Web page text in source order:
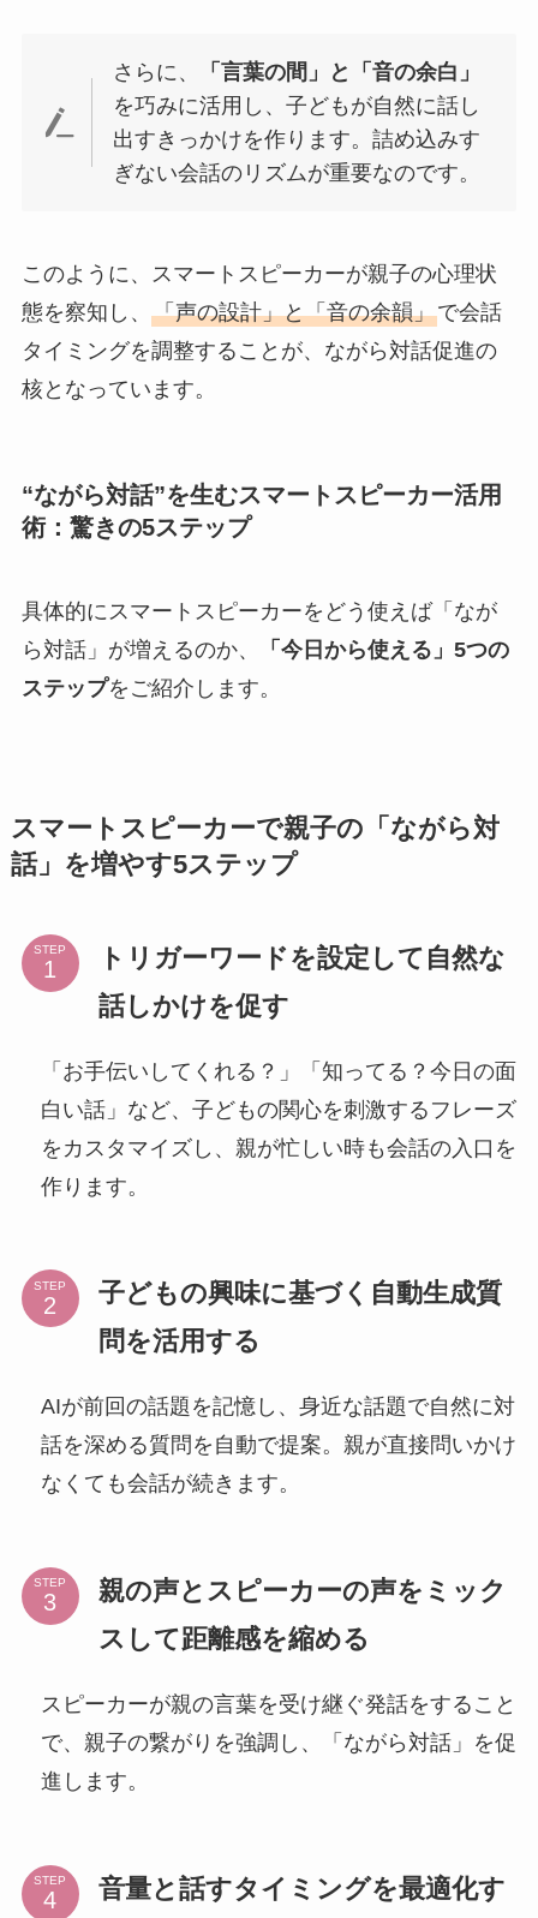
さらに、
「言葉の間」と「音の余白」
を巧みに活用し、子どもが自然に話し
出すきっかけを作ります。詰め込みす
ぎない会話のリズムが重要なのです。
このように、スマートスピーカーが親子の心理状
態を察知し、 「声の設計」と「音の余韻」で会話
タイミングを調整することが、ながら対話促進の
核となっています。
“ながら対話”を生むスマートスピーカー活用
術：驚きの5ステップ
具体的にスマートスピーカーをどう使えば「なが
ら対話」が増えるのか、
「今日から使える」5つの
ステップをご紹介します。
スマートスピーカーで親子の「ながら対
話」を増やす5ステップ
STEP
トリガーワードを設定して自然な
話しかけを促す
「お手伝いしてくれる？」「知ってる？今日の面
白い話」など、子どもの関心を刺激するフレーズ
をカスタマイズし、親が忙しい時も会話の入口を
作ります。
STEP
子どもの興味に基づく自動生成質
問を活用する
AIが前回の話題を記憶し、身近な話題で自然に対
話を深める質問を自動で提案。親が直接問いかけ
なくても会話が続きます。
STEP
親の声とスピーカーの声をミック
スして距離感を縮める
スピーカーが親の言葉を受け継ぐ発話をすること
で、親子の繋がりを強調し、「ながら対話」を促
進します。
STEP
音量と話すタイミングを最適化す